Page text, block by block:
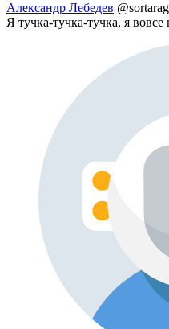
Александр Лебедев
Я тучка-тучка-тучка, я вовсе